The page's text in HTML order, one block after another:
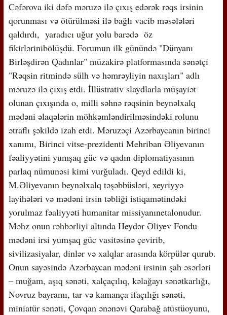
Cəfərova iki dəfə məruzə ilə çıxış edərək rəqs irsinin
qorunması və ötürülməsi ilə bağlı vacib məsələləri
qaldırdı, yaradıcı uğur yolu barədə öz
fikirlərinibölüşdü. Forumun ilk günündə "Dünyanı
Birləşdirən Qadınlar" müzakirə platformasında sənətçi
"Rəqsin ritmində sülh və həmrəyliyin naxışları" adlı
məruzə ilə çıxış etdi. İllüstrativ slaydlarla müşayiət
olunan çıxışında o, milli səhnə rəqsinin beynəlxalq
mədəni əlaqələrin möhkəmləndirilməsindəki rolunu
ətraflı şəkildə izah etdi. Məruzəçi Azərbaycanın birinci
xanımı, Birinci vitse-prezidenti Mehriban Əliyevanın
fəaliyyətini yumşaq güc və qadın diplomatiyasının
parlaq nümunəsi kimi vurğuladı. Qeyd edildi ki,
M.Əliyevanın beynəlxalq təşəbbüsləri, xeyriyyə
layihələri və mədəni irsin təbliği istiqamətindəki
yorulmaz fəaliyyəti humanitar missiyanınetalonudur.
Məhz onun rəhbərliyi altında Heydər Əliyev Fondu
mədəni irsi yumşaq güc vasitəsinə çevirib,
sivilizasiyalar, dinlər və xalqlar arasında körpülər qurub.
Onun sayəsində Azərbaycan mədəni irsinin şah əsərləri
– muğam, aşıq sənəti, xalçaçılıq, kəlağayı sənətkarlığı,
Novruz bayramı, tar və kamança ifaçılığı sənəti,
miniatür sənəti, Çovqan ənənəvi Qarabağ atüstüoyunu,